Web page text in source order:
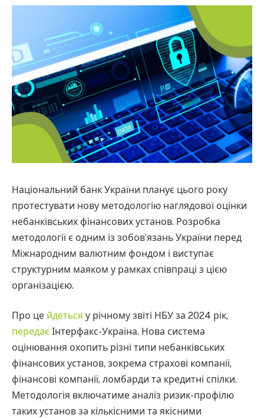
Національний банк України планує цього року
протестувати нову методологію наглядової оцінки
небанківських фінансових установ. Розробка
методології є одним із зобов’язань України перед
Міжнародним валютним фондом і виступає
структурним маяком у рамках співпраці з цією
організацією.
Про це йдеться у річному звіті НБУ за 2024 рік,
передає Інтерфакс-Україна. Нова система
оцінювання охопить різні типи небанківських
фінансових установ, зокрема страхові компанії,
фінансові компанії, ломбарди та кредитні спілки.
Методологія включатиме аналіз ризик-профілю
таких установ за кількісними та якісними